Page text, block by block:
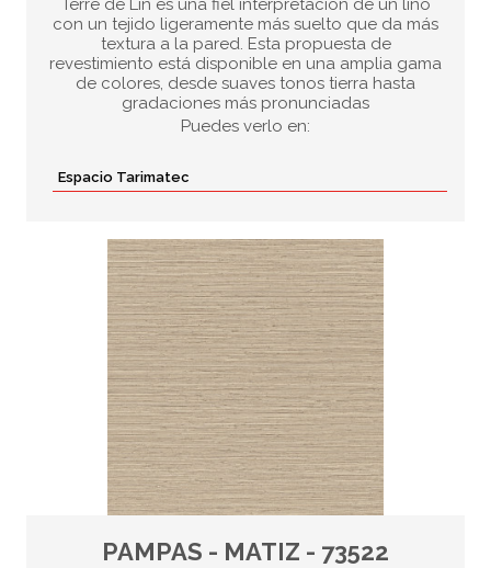
Terre de Lin es una fiel interpretación de un lino
con un tejido ligeramente más suelto que da más
textura a la pared. Esta propuesta de
revestimiento está disponible en una amplia gama
de colores, desde suaves tonos tierra hasta
gradaciones más pronunciadas
Puedes verlo en:
Espacio Tarimatec
PAMPAS - MATIZ - 73522